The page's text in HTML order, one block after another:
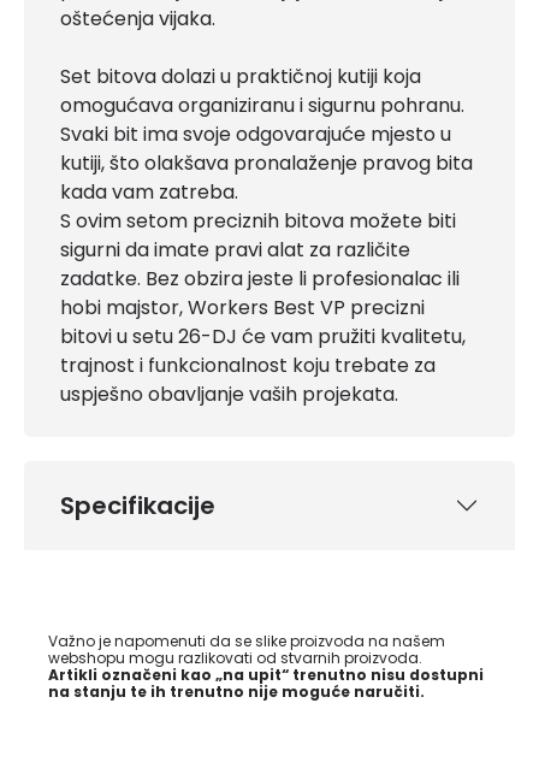
oštećenja vijaka.
Set bitova dolazi u praktičnoj kutiji koja
omogućava organiziranu i sigurnu pohranu.
Svaki bit ima svoje odgovarajuće mjesto u
kutiji, što olakšava pronalaženje pravog bita
kada vam zatreba.
S ovim setom preciznih bitova možete biti
sigurni da imate pravi alat za različite
zadatke. Bez obzira jeste li profesionalac ili
hobi majstor, Workers Best VP precizni
bitovi u setu 26-DJ će vam pružiti kvalitetu,
trajnost i funkcionalnost koju trebate za
uspješno obavljanje vaših projekata.
Specifikacije
Važno je napomenuti da se slike proizvoda na našem
webshopu mogu razlikovati od stvarnih proizvoda.
Artikli označeni kao „na upit“ trenutno nisu dostupni
na stanju te ih trenutno nije moguće naručiti.